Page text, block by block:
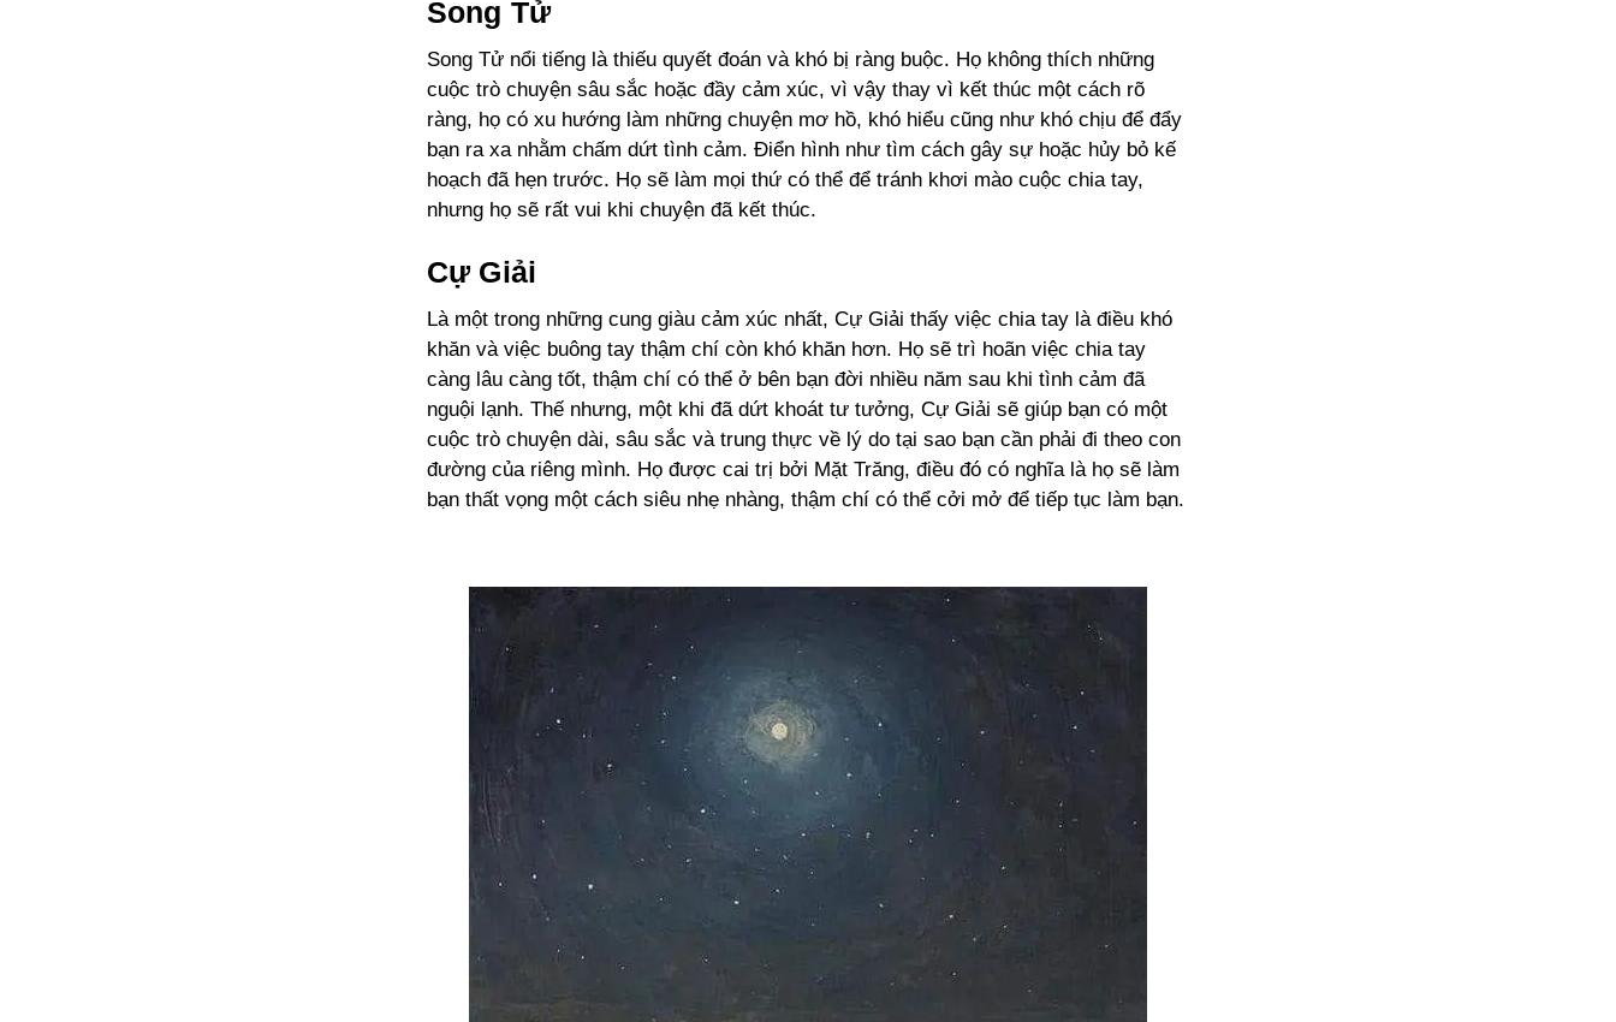
Song Tử
Song Tử nổi tiếng là thiếu quyết đoán và khó bị ràng buộc. Họ không thích những
cuộc trò chuyện sâu sắc hoặc đầy cảm xúc, vì vậy thay vì kết thúc một cách rõ
ràng, họ có xu hướng làm những chuyện mơ hồ, khó hiểu cũng như khó chịu để đẩy
bạn ra xa nhằm chấm dứt tình cảm. Điển hình như tìm cách gây sự hoặc hủy bỏ kế
hoạch đã hẹn trước. Họ sẽ làm mọi thứ có thể để tránh khơi mào cuộc chia tay,
nhưng họ sẽ rất vui khi chuyện đã kết thúc.
Cự Giải
Là một trong những cung giàu cảm xúc nhất, Cự Giải thấy việc chia tay là điều khó
khăn và việc buông tay thậm chí còn khó khăn hơn. Họ sẽ trì hoãn việc chia tay
càng lâu càng tốt, thậm chí có thể ở bên bạn đời nhiều năm sau khi tình cảm đã
nguội lạnh. Thế nhưng, một khi đã dứt khoát tư tưởng, Cự Giải sẽ giúp bạn có một
cuộc trò chuyện dài, sâu sắc và trung thực về lý do tại sao bạn cần phải đi theo con
đường của riêng mình. Họ được cai trị bởi Mặt Trăng, điều đó có nghĩa là họ sẽ làm
bạn thất vọng một cách siêu nhẹ nhàng, thậm chí có thể cởi mở để tiếp tục làm bạn.